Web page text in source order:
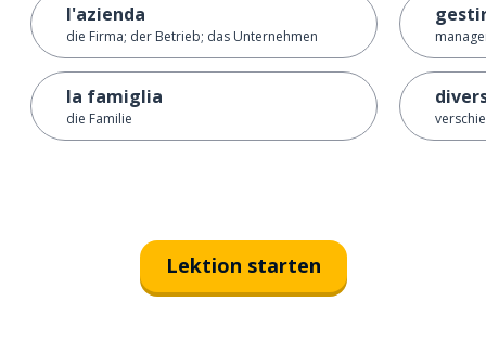
l'azienda
die Firma; der Betrieb; das Unternehmen
la famiglia
die Familie
Lektion starten